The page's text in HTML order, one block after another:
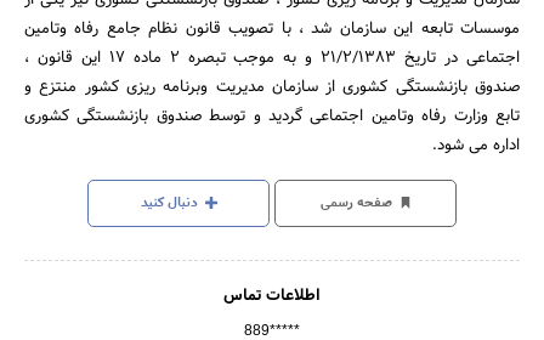
موسسات تابعه این سازمان شد ، با تصویب قانون نظام جامع رفاه وتامین
اجتماعی در تاریخ 21/2/1383 و به موجب تبصره 2 ماده 17 این قانون ،
صندوق بازنشستگی کشوری از سازمان مدیریت وبرنامه ریزی کشور منتزع و
تابع وزارت رفاه وتامین اجتماعی گردید و توسط صندوق بازنشستگی کشوری
اداره می شود.
صفحه رسمی دنبال کنید
اطلاعات تماس
889*****